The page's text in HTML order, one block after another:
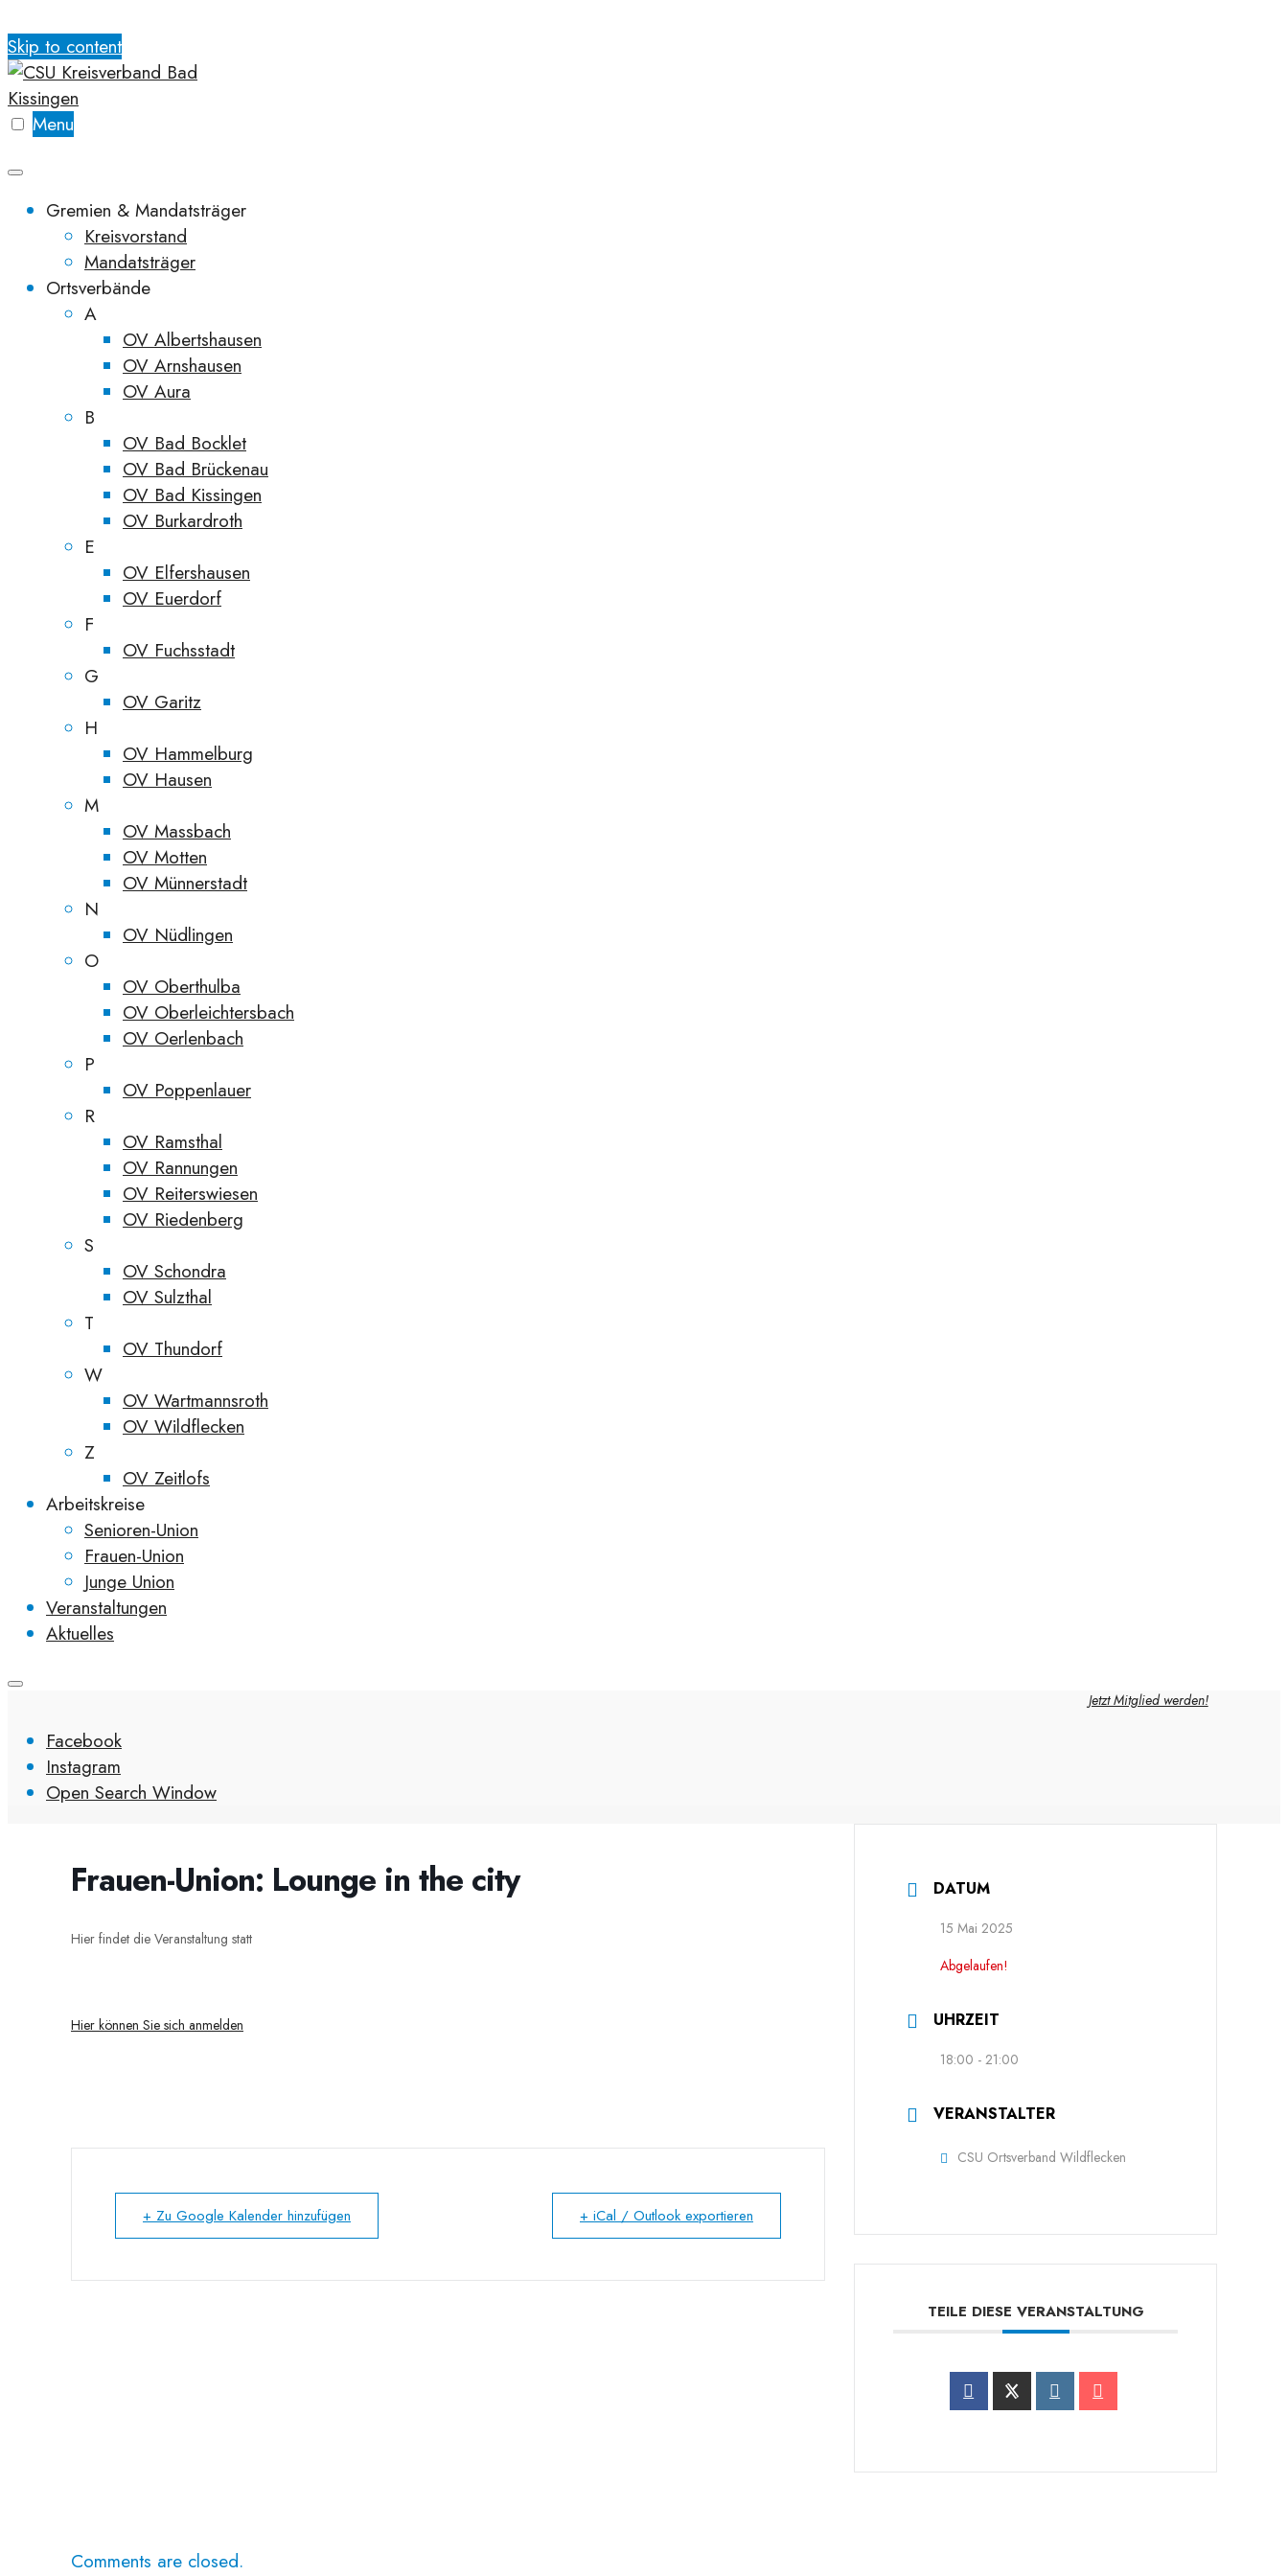
Skip to content
Menu
Gremien & Mandatsträger
Kreisvorstand
Mandatsträger
Ortsverbände
A
OV Albertshausen
OV Arnshausen
OV Aura
B
OV Bad Bocklet
OV Bad Brückenau
OV Bad Kissingen
OV Burkardroth
E
OV Elfershausen
OV Euerdorf
F
OV Fuchsstadt
G
OV Garitz
H
OV Hammelburg
OV Hausen
M
OV Massbach
OV Motten
OV Münnerstadt
N
OV Nüdlingen
O
OV Oberthulba
OV Oberleichtersbach
OV Oerlenbach
P
OV Poppenlauer
R
OV Ramsthal
OV Rannungen
OV Reiterswiesen
OV Riedenberg
S
OV Schondra
OV Sulzthal
T
OV Thundorf
W
OV Wartmannsroth
OV Wildflecken
Z
OV Zeitlofs
Arbeitskreise
Senioren-Union
Frauen-Union
Junge Union
Veranstaltungen
Aktuelles
Jetzt Mitglied werden!
Facebook
Instagram
Open Search Window
Frauen-Union: Lounge in the city
Hier findet die Veranstaltung statt
Hier können Sie sich anmelden
+ Zu Google Kalender hinzufügen + iCal / Outlook exportieren
DATUM
15 Mai 2025
Abgelaufen!
UHRZEIT
18:00 - 21:00
VERANSTALTER
CSU Ortsverband Wildflecken
TEILE DIESE VERANSTALTUNG
Comments are closed.